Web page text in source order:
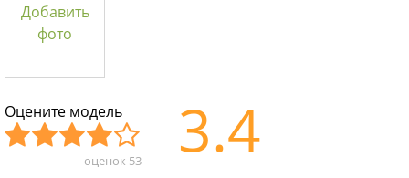
Добавить
фото
Оцените модель
ХорОтл
оценок 53 3.4